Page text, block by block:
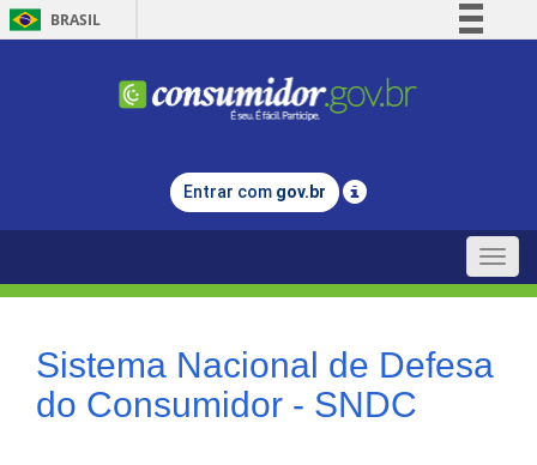
BRASIL
Comunica BR
Legislação
Entrar com gov.br
Toggle
Sistema Nacional de Defesa
do Consumidor - SNDC